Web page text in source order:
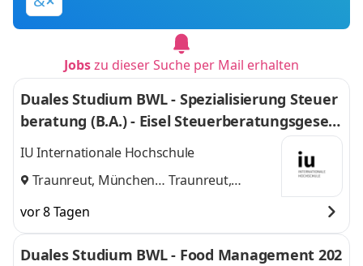
Jobszu dieser Suche per Mail erhalten
Duales Studium BWL - Spezialisierung Steuer
beratung (B.A.) - Eisel Steuerberatungsgesell
schaft mbH & Co. KG
IU Internationale Hochschule
Traunreut, München
Traunreut,
vor 8 Tagen
Duales Studium BWL - Food Management 202